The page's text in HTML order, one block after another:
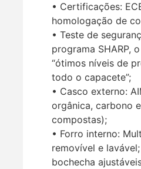
• Certificações:
homologação de
• Teste de
programa SHARP,
“ótimos níveis de
todo o capacete”;
• Casco externo:
orgânica, carbono
compostas);
• Forro interno:
removível e
bochecha